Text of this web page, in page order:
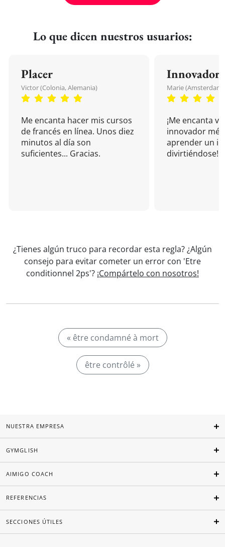
Lo que dicen nuestros usuarios:
Placer
Victor (Colonia, Alemania)
Me encanta hacer mis cursos
de francés en línea. Unos diez
minutos al día son
suficientes... Gracias.
Innovador
Marie (Amsterdam,
¡Me encanta
innovador
aprender un
divirtiéndose!
¿Tienes algún truco para recordar esta regla? ¿Algún
consejo para evitar cometer un error con 'Etre
conditionnel 2ps'? ¡Compártelo con nosotros!
« être condamné à mort
être contrôlé »
NUESTRA EMPRESA
GYMGLISH
AIMIGO COACH
REFERENCIAS
SECCIONES ÚTILES